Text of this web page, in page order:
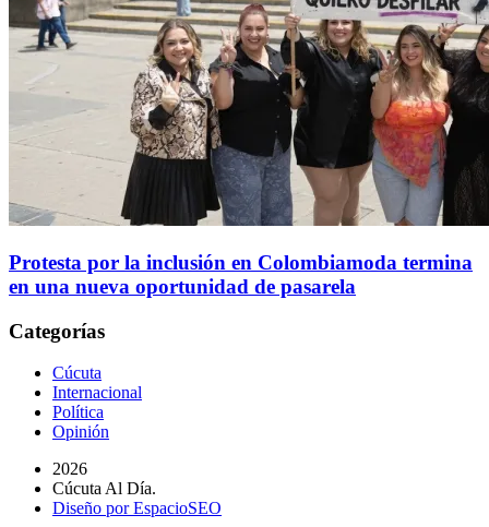
Protesta por la inclusión en Colombiamoda termina
en una nueva oportunidad de pasarela
Categorías
Cúcuta
Internacional
Política
Opinión
2026
Cúcuta Al Día.
Diseño por EspacioSEO